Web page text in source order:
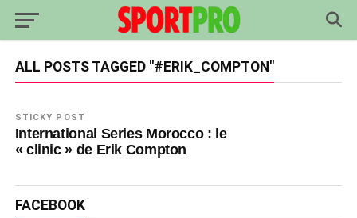
ALL POSTS TAGGED "#ERIK_COMPTON"
STICKY POST
International Series Morocco : le
« clinic » de Erik Compton
FACEBOOK